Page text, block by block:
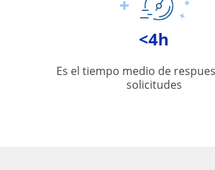
<4h
Es el tiempo medio de
solicitudes